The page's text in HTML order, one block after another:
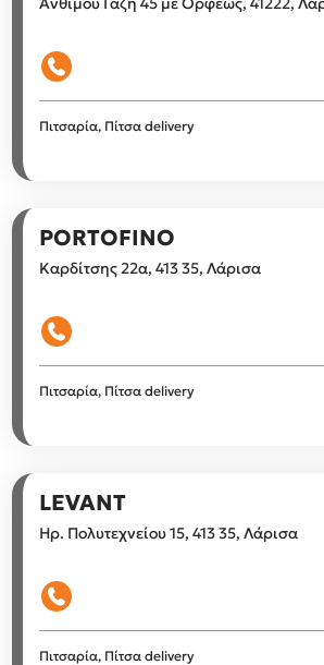
Πιτσαρία, Πίτσα delivery
PORTOFINO
Καρδίτσης 22α, 413 35, Λάρισα
Πιτσαρία, Πίτσα delivery
LEVANT
Ηρ. Πολυτεχνείου 15, 413 35, Λάρισα
Πιτσαρία, Πίτσα delivery